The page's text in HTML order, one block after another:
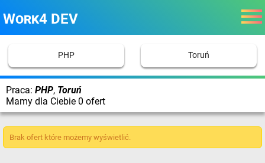
Work4 DEV
PHP Toruń
Praca: PHP, Toruń
Mamy dla Ciebie 0 ofert
Brak ofert które możemy wyświetlić.